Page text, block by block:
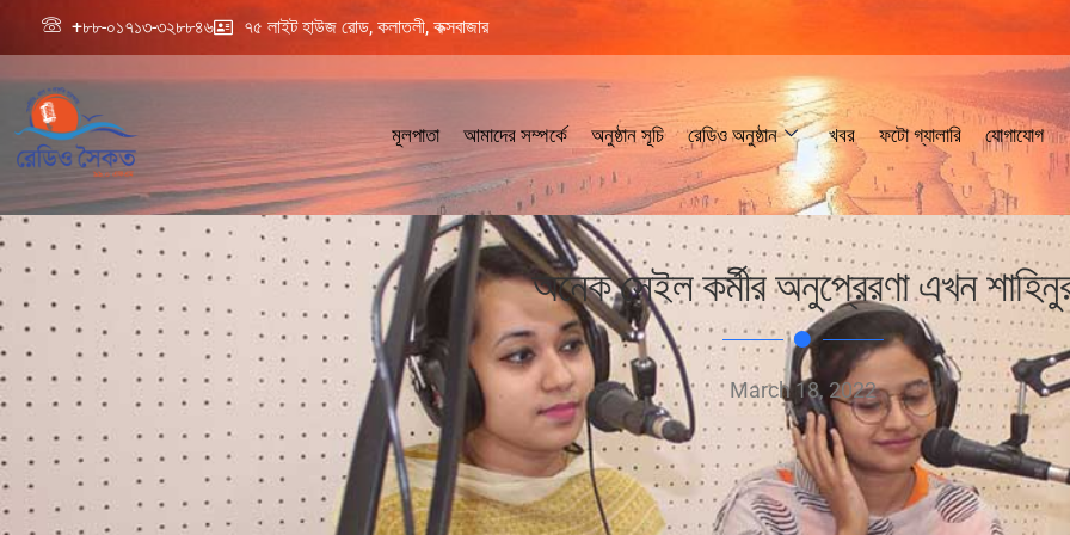
+৮৮-০১৭১৩-৩২৮৮৪৬ ৭৫ লাইট হাউজ রোড, কলাতলী, কক্সবাজার
মূলপাতা আমাদের সম্পর্কে অনুষ্ঠান সূচি রেডিও অনুষ্ঠান খবর ফটো গ্যালারি যোগাযোগ
অনেক সেইল কর্মীর অনুপ্রেরণা এখন
March 18, 2022